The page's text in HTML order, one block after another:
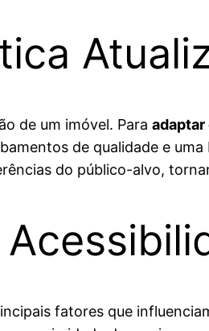
de um imóvel. Para adaptar
de qualidade e
do público-alvo,
fatores que